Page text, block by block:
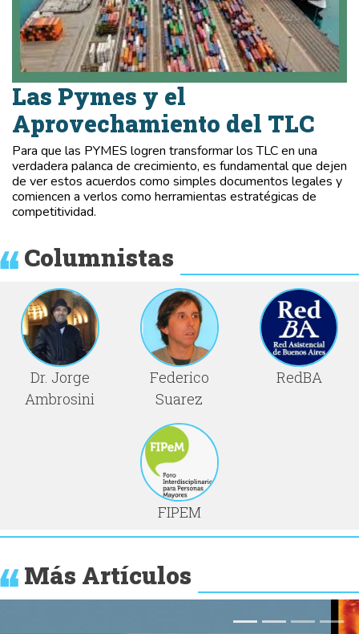
Las Pymes y el
Aprovechamiento del TLC
Para que las PYMES logren transformar los TLC en una
verdadera palanca de crecimiento, es fundamental que dejen
de ver estos acuerdos como simples documentos legales y
comiencen a verlos como herramientas estratégicas de
competitividad.
Columnistas
Dr. Jorge
Ambrosini
Federico
Suarez
RedBA
FIPEM
Más Artículos